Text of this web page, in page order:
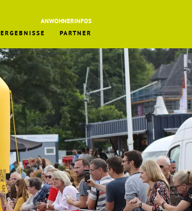
ANWOHNERINFOS
ERGEBNISSE PARTNER